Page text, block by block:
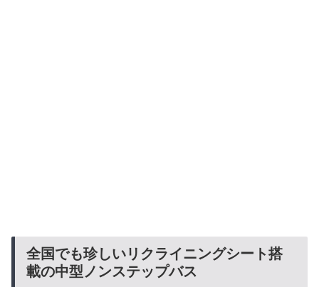
全国でも珍しいリクライニングシート搭
載の中型ノンステップバス